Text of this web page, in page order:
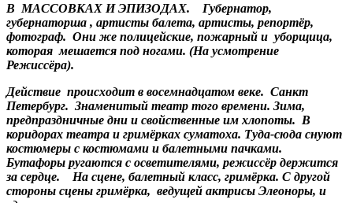
В МАССОВКАХ И ЭПИЗОДАХ. Губернатор,
губернаторша , артисты балета, артисты, репортёр,
фотограф. Они же полицейские, пожарный и уборщица,
которая мешается под ногами. (На усмотрение
Режиссёра).
Действие происходит в восемнадцатом веке. Санкт
Петербург. Знаменитый театр того времени. Зима,
предпраздничные дни и свойственные им хлопоты. В
коридорах театра и гримёрках суматоха. Туда-сюда снуют
костюмеры с костюмами и балетными пачками.
Бутафоры ругаются с осветителями, режиссёр держится
за сердце. На сцене, балетный класс, гримёрка. С другой
стороны сцены гримёрка, ведущей актрисы Элеоноры, и